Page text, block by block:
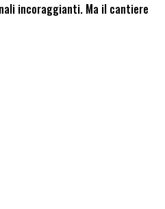
incoraggianti. Ma il cantiere